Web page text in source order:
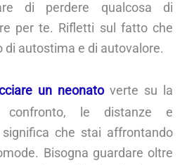
di perdere qualcosa di
per te. Rifletti sul fatto che
di autostima e di autovalore.
un neonatoverte su la
confronto, le distanze e
significa che stai affrontando
Bisogna guardare oltre